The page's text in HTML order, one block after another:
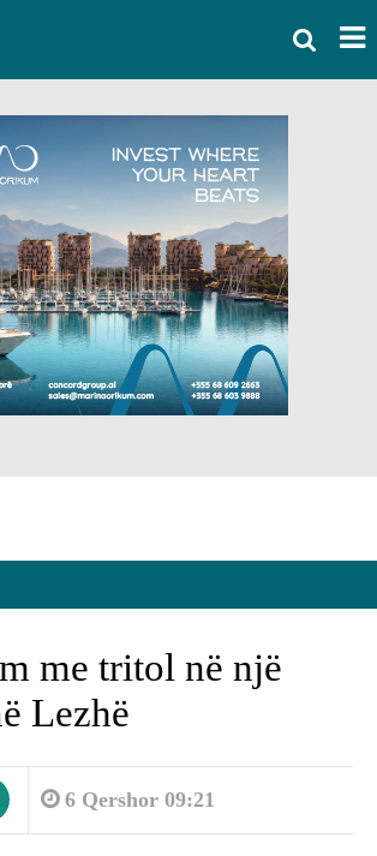
me tritol në një
Lezhë
6 Qershor 09:21